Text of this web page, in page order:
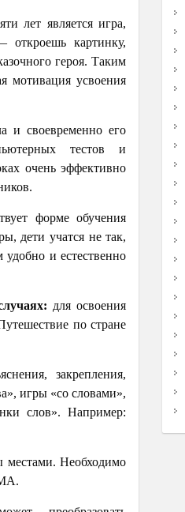
лет является игра,
картинку,
героя. Таким
мотивация усвоения
и своевременно его
тестов и
очень эффективно
форме обучения
дети учатся не так,
и естественно
для освоения
по стране
закрепления,
игры «со словами»,
слов». Например:
местами. Необходимо